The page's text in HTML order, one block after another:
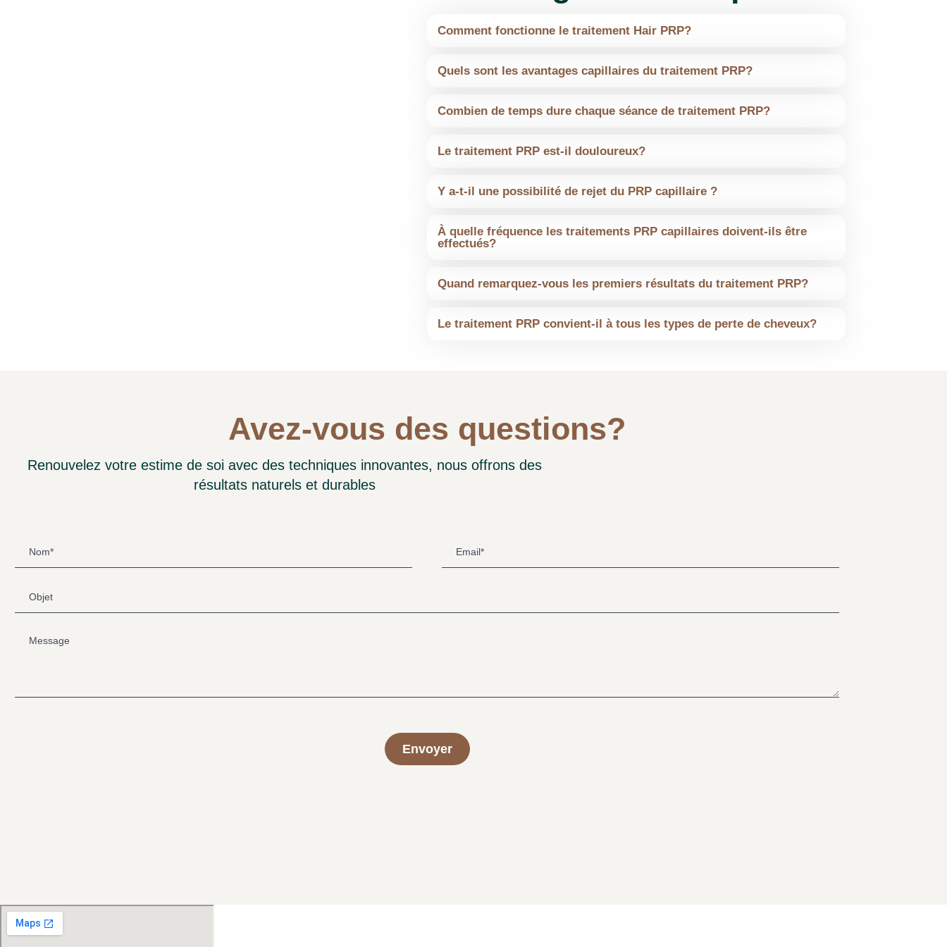
nenhum momento, não fiquei inchado, a recuperação foi muito boa, todas as indicações
dadas pela doutora segui á risca e correu tudo super bem. Recomendo estes serviços,
todo o profissionalismo !
concorrente de transplantes capilares descobri a Drª Tânia da Capilart que me
gente sem dúvida 😉
5 estrelas! A Capilart tem serviços excepcionais . A equipa foi profissional, atenciosa e
sempre disponível para responder às minhas perguntas. Um bem haja especialmente à
Dra Tânia Data Recomendo fortemente seus serviços!
Comment fonctionne le traitement Hair PRP?
Quels sont les avantages capillaires du traitement PRP?
Combien de temps dure chaque séance de traitement PRP?
Le traitement PRP est-il douloureux?
Y a-t-il une possibilité de rejet du PRP capillaire ?
À quelle fréquence les traitements PRP capillaires doivent-ils être
effectués?
Quand remarquez-vous les premiers résultats du traitement PRP?
Le traitement PRP convient-il à tous les types de perte de cheveux?
Avez-vous des questions?
Renouvelez votre estime de soi avec des techniques innovantes, nous offrons des
résultats naturels et durables